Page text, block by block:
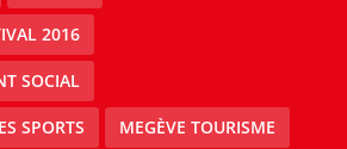
2016
SOCIAL
SPORTS MEGÈVE TOURISME